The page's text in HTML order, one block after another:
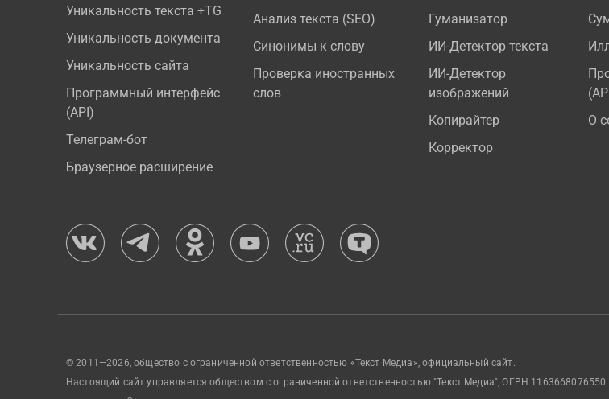
Уникальность текста +TG
Уникальность документа
Уникальность сайта
Программный интерфейс
(API)
Телеграм-бот
Браузерное расширение
Анализ текста (SEO)
Синонимы к слову
Проверка иностранных
слов
Гуманизатор
ИИ-Детектор текста
ИИ-Детектор
изображений
Копирайтер
Корректор
О
© 2011—2026, общество с ограниченной ответственностью «Текст Медиа», официальный сайт.
Настоящий сайт управляется обществом с ограниченной ответственностью "Текст Медиа", ОГРН